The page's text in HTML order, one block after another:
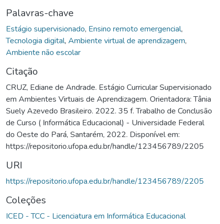
Palavras-chave
Estágio supervisionado, Ensino remoto emergencial,
Tecnologia digital, Ambiente virtual de aprendizagem,
Ambiente não escolar
Citação
CRUZ, Ediane de Andrade. Estágio Curricular Supervisionado
em Ambientes Virtuais de Aprendizagem. Orientadora: Tânia
Suely Azevedo Brasileiro. 2022. 35 f. Trabalho de Conclusão
de Curso ( Informática Educacional) - Universidade Federal
do Oeste do Pará, Santarém, 2022. Disponível em:
https://repositorio.ufopa.edu.br/handle/123456789/2205
URI
https://repositorio.ufopa.edu.br/handle/123456789/2205
Coleções
ICED - TCC - Licenciatura em Informática Educacional